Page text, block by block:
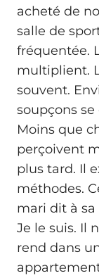
acheté de
salle de
fréquentée.
multiplient.
souvent.
soupçons
Moins que
perçoivent
plus tard. Il
méthodes.
mari dit à
Je le suis. Il
rend dans